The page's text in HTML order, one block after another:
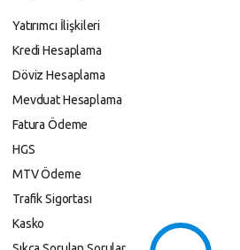
Yatırımcı İlişkileri
Kredi Hesaplama
Döviz Hesaplama
Mevduat Hesaplama
Fatura Ödeme
HGS
MTV Ödeme
Trafik Sigortası
Kasko